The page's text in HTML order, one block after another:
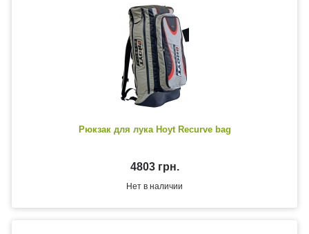
Рюкзак для лука Hoyt Recurve bag
4803 грн.
Нет в наличии